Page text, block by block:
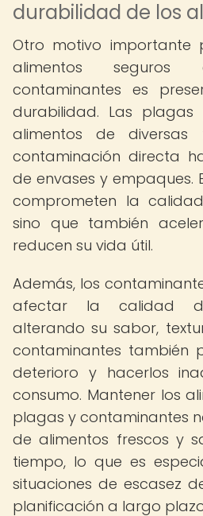
durabilidad de los
Otro motivo importante
alimentos
contaminantes es
durabilidad. Las
alimentos de diversas
contaminación directa
de envases y empaques.
comprometen la
sino que también
reducen su vida útil.
Además, los
afectar la calidad
alterando su sabor,
contaminantes también
deterioro y hacerlos
consumo. Mantener los
plagas y contaminantes
de alimentos frescos y
tiempo, lo que es
situaciones de escasez
planificación a largo